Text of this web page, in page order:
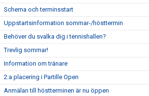
Schema och terminsstart
Uppstartsinformation sommar-/hösttermin
Behöver du svalka dig i tennishallen?
Trevlig sommar!
Information om tränare
2:a placering i Partille Open
Anmälan till höstterminen är nu öppen